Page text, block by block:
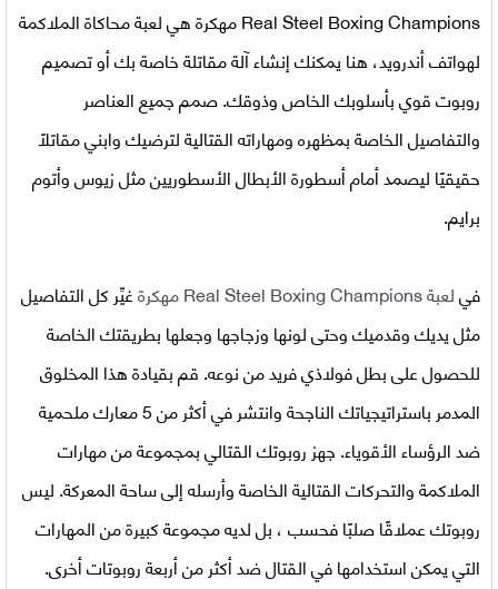
Real Steel Boxing Champions مهكرة
هي لعبة محاكاة الملاكمة
لهواتف أندرويد، هنا يمكنك إنشاء آلة مقاتلة خاصة بك أو تصميم
روبوت قوي بأسلوبك الخاص وذوقك. صمم جميع العناصر
والتفاصيل الخاصة بمظهره ومهاراته القتالية لترضيك وابني مقاتلًا
حقيقيًا ليصمد أمام أسطورة الأبطال الأسطوريين مثل زيوس وأتوم
برايم.
فيلعبة Real Steel Boxing Champions مهكرة
غيِّر كل التفاصيل
مثل يديك وقدميك وحتى لونها وزجاجها وجعلها بطريقتك الخاصة
للحصول على بطل فولاذي فريد من نوعه. قم بقيادة هذا المخلوق
المدمر باستراتيجياتك الناجحة وانتشر في أكثر من 5 معارك ملحمية
ضد الرؤساء الأقوياء. جهز روبوتك القتالي بمجموعة من مهارات
الملاكمة والتحركات القتالية الخاصة وأرسله إلى ساحة المعركة. ليس
روبوتك عملاقًا صلبًا فحسب ، بل لديه مجموعة كبيرة من المهارات
التي يمكن استخدامها في القتال ضد أكثر من أربعة روبوتات أخرى.